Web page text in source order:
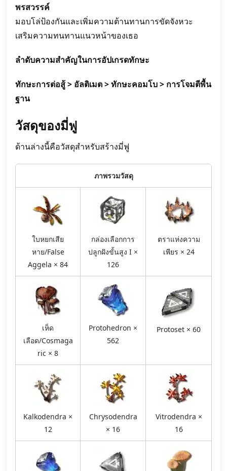
พรสวรรค์
มอบโล่ป้องกันและเพิ่มความต้านทานการขัดจังหวะ
เสริมความทนทานแนวหน้าของเธอ
ลำดับความสำคัญในการอัปเกรดทักษะ
ทักษะการต่อสู้ > อัลติเมต > ทักษะคอมโบ > การโจมตีพื้น
ฐาน
วัสดุของมี่ฟู
ด้านล่างนี้คือวัสดุสำหรับสร้างมี่ฟู
ภาพรวมวัสดุ
ใบหยกเสีย
หาย/False
Aggela × 84
กล่องเลือกการ
ปลูกฝังขั้นสูง I ×
126
ตราแห่งความ
เพียร × 24
เห็ด
เลือด/Cosmaga
ric × 8
Protohedron ×
562
Protoset × 60
Kalkodendra ×
12
Chrysodendra
× 16
Vitrodendra ×
16